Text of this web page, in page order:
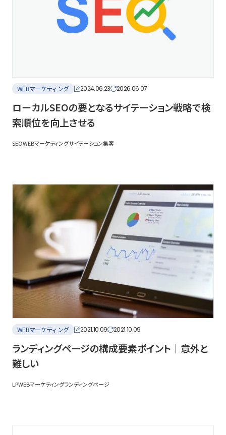
WEBマーケティング 2024.06.23 2026.06.07
ローカルSEOの要となるサイテーション戦略で検
索順位を向上させる
SEOWEBマーケティングサイテーション集客
WEBマーケティング 2021.10.09 2021.10.09
ランディングページの構成要素ポイント｜意外と
難しい
LPWEBマーケティングランディングページ